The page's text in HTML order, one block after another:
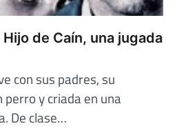
de Caín, una jugada
con sus padres, su
y criada en una
De clase…